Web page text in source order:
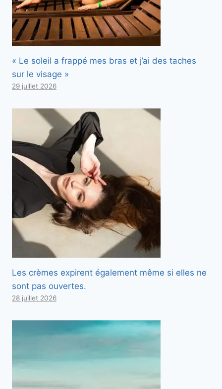
« Le soleil a frappé mes bras et j’ai des taches
sur le visage »
29 juillet 2026
Les crèmes expirent également même si elles ne
sont pas ouvertes.
28 juillet 2026